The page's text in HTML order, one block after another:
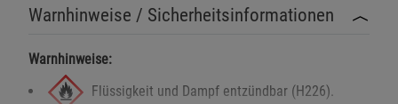
Warnhinweise / Sicherheitsinformationen
Warnhinweise:
Flüssigkeit und Dampf entzündbar (H226).